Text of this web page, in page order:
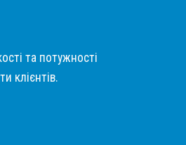
та потужності
клієнтів.